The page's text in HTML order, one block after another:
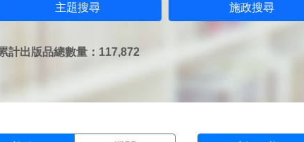
主題搜尋 施政搜尋
計出版品總數量：117,872